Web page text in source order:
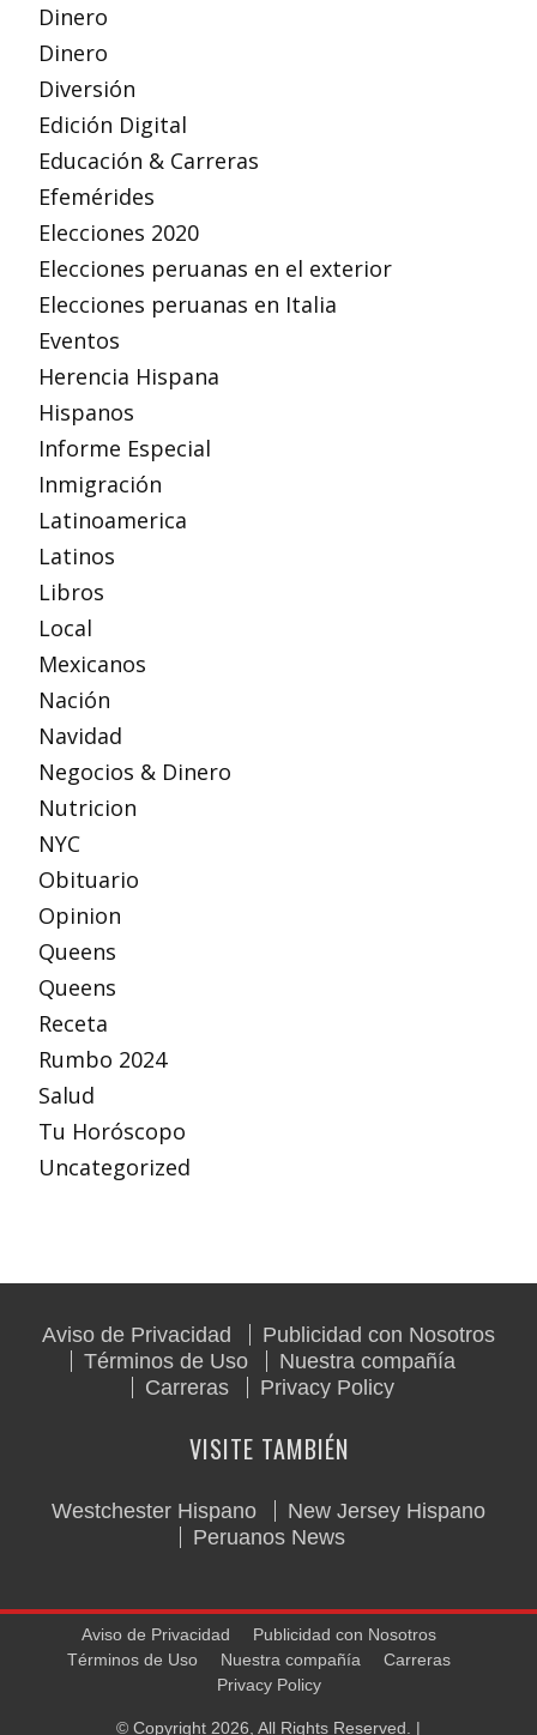
Dinero
Dinero
Diversión
Edición Digital
Educación & Carreras
Efemérides
Elecciones 2020
Elecciones peruanas en el exterior
Elecciones peruanas en Italia
Eventos
Herencia Hispana
Hispanos
Informe Especial
Inmigración
Latinoamerica
Latinos
Libros
Local
Mexicanos
Nación
Navidad
Negocios & Dinero
Nutricion
NYC
Obituario
Opinion
Queens
Queens
Receta
Rumbo 2024
Salud
Tu Horóscopo
Uncategorized
Aviso de Privacidad
Publicidad con Nosotros
Términos de Uso
Nuestra compañía
Carreras
Privacy Policy
VISITE TAMBIÉN
Westchester Hispano
New Jersey Hispano
Peruanos News
Aviso de Privacidad
Publicidad con Nosotros
Términos de Uso
Nuestra compañía
Carreras
Privacy Policy
© Copyright 2026, All Rights Reserved. |